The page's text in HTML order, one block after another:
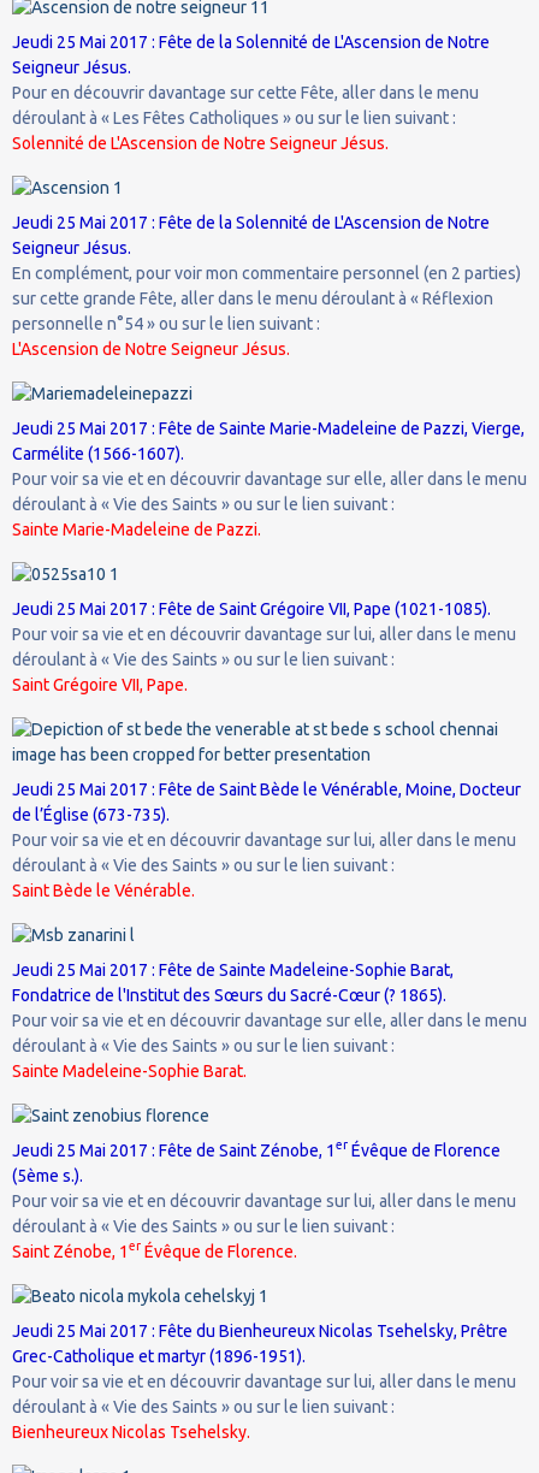
Jeudi 25 Mai 2017 : Fête de la Solennité de L'Ascension de Notre
Seigneur Jésus.
Pour en découvrir davantage sur cette Fête, aller dans le menu
déroulant à « Les Fêtes Catholiques » ou sur le lien suivant :
Solennité de L'Ascension de Notre Seigneur Jésus.
Jeudi 25 Mai 2017 : Fête de la Solennité de L'Ascension de Notre
Seigneur Jésus.
En complément, pour voir mon commentaire personnel (en 2 parties)
sur cette grande Fête, aller dans le menu déroulant à « Réflexion
personnelle n°54 » ou sur le lien suivant :
L'Ascension de Notre Seigneur Jésus.
Jeudi 25 Mai 2017 : Fête de Sainte Marie-Madeleine de Pazzi, Vierge,
Carmélite (1566-1607).
Pour voir sa vie et en découvrir davantage sur elle, aller dans le menu
déroulant à « Vie des Saints » ou sur le lien suivant :
Sainte Marie-Madeleine de Pazzi.
Jeudi 25 Mai 2017 : Fête de Saint Grégoire VII, Pape (1021-1085).
Pour voir sa vie et en découvrir davantage sur lui, aller dans le menu
déroulant à « Vie des Saints » ou sur le lien suivant :
Saint Grégoire VII, Pape.
Jeudi 25 Mai 2017 : Fête de Saint Bède le Vénérable, Moine, Docteur
de l’Église (673-735).
Pour voir sa vie et en découvrir davantage sur lui, aller dans le menu
déroulant à « Vie des Saints » ou sur le lien suivant :
Saint Bède le Vénérable.
Jeudi 25 Mai 2017 : Fête de Sainte Madeleine-Sophie Barat,
Fondatrice de l'Institut des Sœurs du Sacré-Cœur (? 1865).
Pour voir sa vie et en découvrir davantage sur elle, aller dans le menu
déroulant à « Vie des Saints » ou sur le lien suivant :
Sainte Madeleine-Sophie Barat.
Jeudi 25 Mai 2017 : Fête de Saint Zénobe, 1er Évêque de Florence
(5ème s.).
Pour voir sa vie et en découvrir davantage sur lui, aller dans le menu
déroulant à « Vie des Saints » ou sur le lien suivant :
Saint Zénobe, 1er Évêque de Florence.
Jeudi 25 Mai 2017 : Fête du Bienheureux Nicolas Tsehelsky, Prêtre
Grec-Catholique et martyr (1896-1951).
Pour voir sa vie et en découvrir davantage sur lui, aller dans le menu
déroulant à « Vie des Saints » ou sur le lien suivant :
Bienheureux Nicolas Tsehelsky.